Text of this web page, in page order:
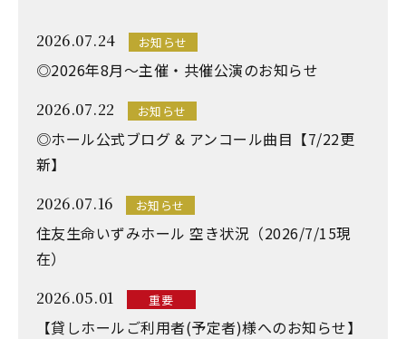
2026.07.24 お知らせ
◎2026年8月～主催・共催公演のお知らせ
2026.07.22 お知らせ
◎ホール公式ブログ & アンコール曲目【7/22更
新】
2026.07.16 お知らせ
住友生命いずみホール 空き状況（2026/7/15現
在）
2026.05.01 重要
【貸しホールご利用者(予定者)様へのお知らせ】